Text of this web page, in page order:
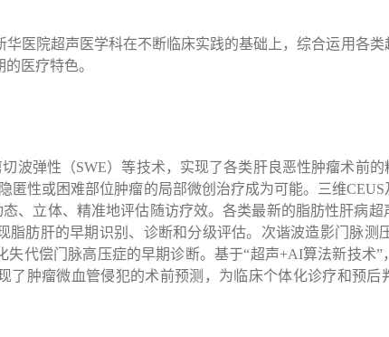
医院超声医学科在不断临床实践的基础上，综合运用各
医疗特色。
波弹性（SWE）等技术，实现了各类肝良恶性肿瘤术前
匿性或困难部位肿瘤的局部微创治疗成为可能。三维CEUS
、立体、精准地评估随访疗效。各类最新的脂肪性肝病
脂肪肝的早期识别、诊断和分级评估。次谐波造影门脉测
代偿门脉高压症的早期诊断。基于“超声+AI算法新技术”
了肿瘤微血管侵犯的术前预测，为临床个体化诊疗和预后